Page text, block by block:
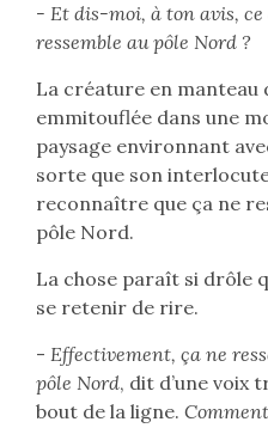
- Et dis-moi, à ton avis,
ressemble au pôle Nord ?
La créature en manteau
emmitouflée dans une
paysage environnant
sorte que son
reconnaître que ça ne
pôle Nord.
La chose paraît si drôle
se retenir de rire.
- Effectivement, ça ne
pôle Nord, dit d’une voix
bout de la ligne.